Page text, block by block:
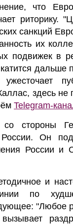
что
риторику.
санкций
их
подвижек в
дальше
здесь не
Telegram-
стороны
Он
России и
и
по
"Любое